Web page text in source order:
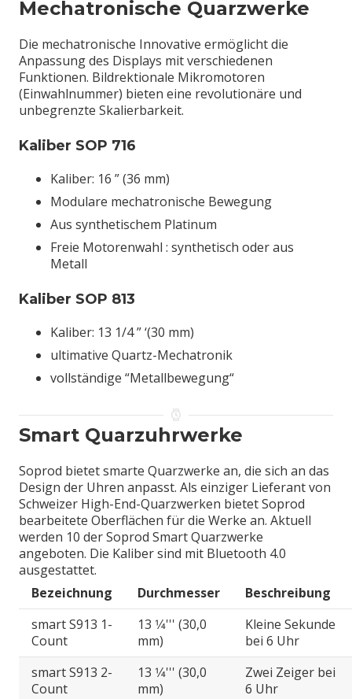
Mechatronische Quarzwerke
Die mechatronische Innovative ermöglicht die
Anpassung des Displays mit verschiedenen
Funktionen. Bildrektionale Mikromotoren
(Einwahlnummer) bieten eine revolutionäre und
unbegrenzte Skalierbarkeit.
Kaliber SOP 716
Kaliber: 16 ” (36 mm)
Modulare mechatronische Bewegung
Aus synthetischem Platinum
Freie Motorenwahl : synthetisch oder aus
Metall
Kaliber SOP 813
Kaliber: 13 1/4 ” ‘(30 mm)
ultimative Quartz-Mechatronik
vollständige “Metallbewegung“
Smart Quarzuhrwerke
Soprod bietet smarte Quarzwerke an, die sich an das
Design der Uhren anpasst. Als einziger Lieferant von
Schweizer High-End-Quarzwerken bietet Soprod
bearbeitete Oberflächen für die Werke an. Aktuell
werden 10 der Soprod Smart Quarzwerke
angeboten. Die Kaliber sind mit Bluetooth 4.0
ausgestattet.
Bezeichnung
Durchmesser
Beschreibung
smart S913 1-
Count
13 1⁄4''' (30,0
mm)
Kleine Sekunde
bei 6 Uhr
smart S913 2-
Count
13 1⁄4''' (30,0
mm)
Zwei Zeiger bei
6 Uhr